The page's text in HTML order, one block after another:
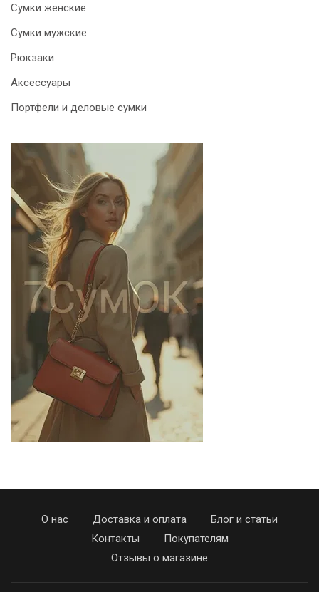
Сумки женские
Сумки мужские
Рюкзаки
Аксессуары
Портфели и деловые сумки
О нас Доставка и оплата
Блог и статьи
Контакты
Покупателям
Отзывы о магазине